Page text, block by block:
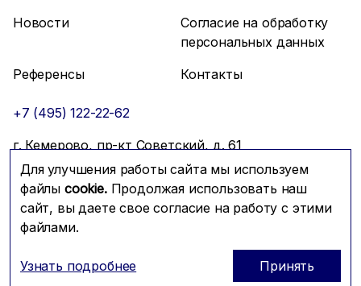
Для улучшения работы сайта мы используем
файлы cookie.Продолжая использовать наш
сайт, вы даете свое согласие на работу с этими
файлами.
Узнать подробнее Принять
Новости
Согласие на обработку
персональных данных
Референсы
Контакты
+7 (495) 122-22-62
г. Кемерово, пр-кт Советский, д. 61
info@mfmc.ru
Связаться с нами
© 2026 Компания МФМК
Prominado